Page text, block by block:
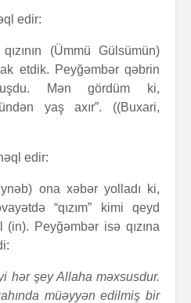
edir:
(Ümmü Gülsümün)
etdik. Peyğəmbər qəbrin
Mən gördüm ki,
yaş axır”. ((Buxari,
edir:
ona xəbər yolladı ki,
“qızım” kimi qeyd
Peyğəmbər isə qızına
hər şey Allaha məxsusdur.
müəyyən edilmiş bir